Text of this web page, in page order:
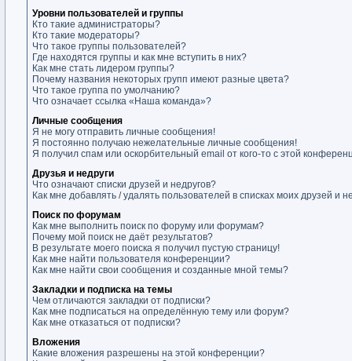
Уровни пользователей и группы
Кто такие администраторы?
Кто такие модераторы?
Что такое группы пользователей?
Где находятся группы и как мне вступить в них?
Как мне стать лидером группы?
Почему названия некоторых групп имеют разные цвета?
Что такое группа по умолчанию?
Что означает ссылка «Наша команда»?
Личные сообщения
Я не могу отправить личные сообщения!
Я постоянно получаю нежелательные личные сообщения!
Я получил спам или оскорбительный email от кого-то с этой
Друзья и недруги
Что означают списки друзей и недругов?
Как мне добавлять / удалять пользователей в списках моих друзей и
Поиск по форумам
Как мне выполнить поиск по форуму или форумам?
Почему мой поиск не даёт результатов?
В результате моего поиска я получил пустую страницу!
Как мне найти пользователя конференции?
Как мне найти свои сообщения и созданные мной темы?
Закладки и подписка на темы
Чем отличаются закладки от подписки?
Как мне подписаться на определённую тему или форум?
Как мне отказаться от подписки?
Вложения
Какие вложения разрешены на этой конференции?